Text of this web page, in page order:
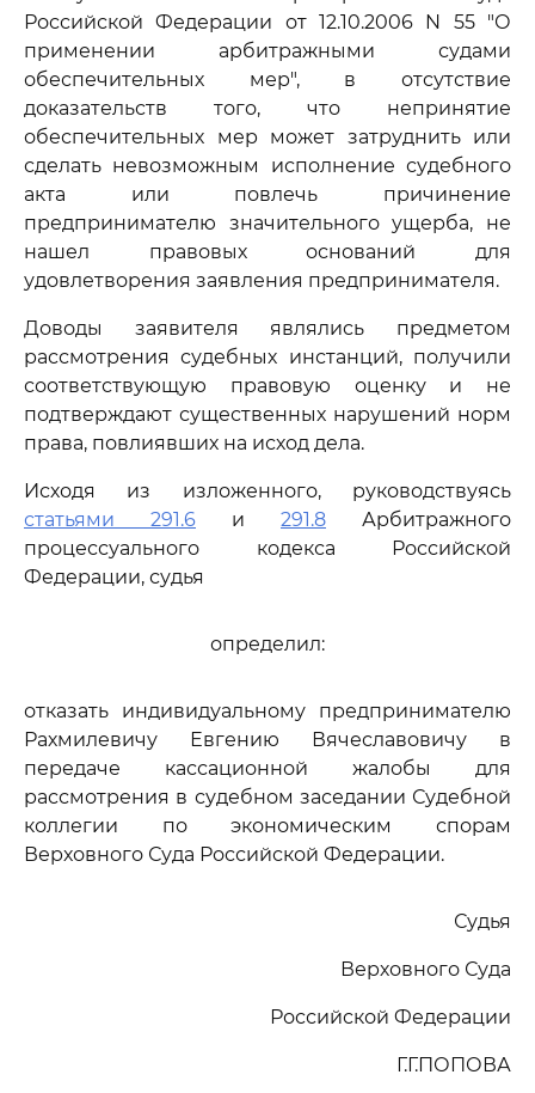
Российской Федерации от 12.10.2006 N 55 "О
применении арбитражными судами
обеспечительных мер", в отсутствие
доказательств того, что непринятие
обеспечительных мер может затруднить или
сделать невозможным исполнение судебного
акта или повлечь причинение
предпринимателю значительного ущерба, не
нашел правовых оснований для
удовлетворения заявления предпринимателя.
Доводы заявителя являлись предметом
рассмотрения судебных инстанций, получили
соответствующую правовую оценку и не
подтверждают существенных нарушений норм
права, повлиявших на исход дела.
Исходя из изложенного, руководствуясь
статьями 291.6 и 291.8 Арбитражного
процессуального кодекса Российской
Федерации, судья
определил:
отказать индивидуальному предпринимателю
Рахмилевичу Евгению Вячеславовичу в
передаче кассационной жалобы для
рассмотрения в судебном заседании Судебной
коллегии по экономическим спорам
Верховного Суда Российской Федерации.
Судья
Верховного Суда
Российской Федерации
Г.Г.ПОПОВА